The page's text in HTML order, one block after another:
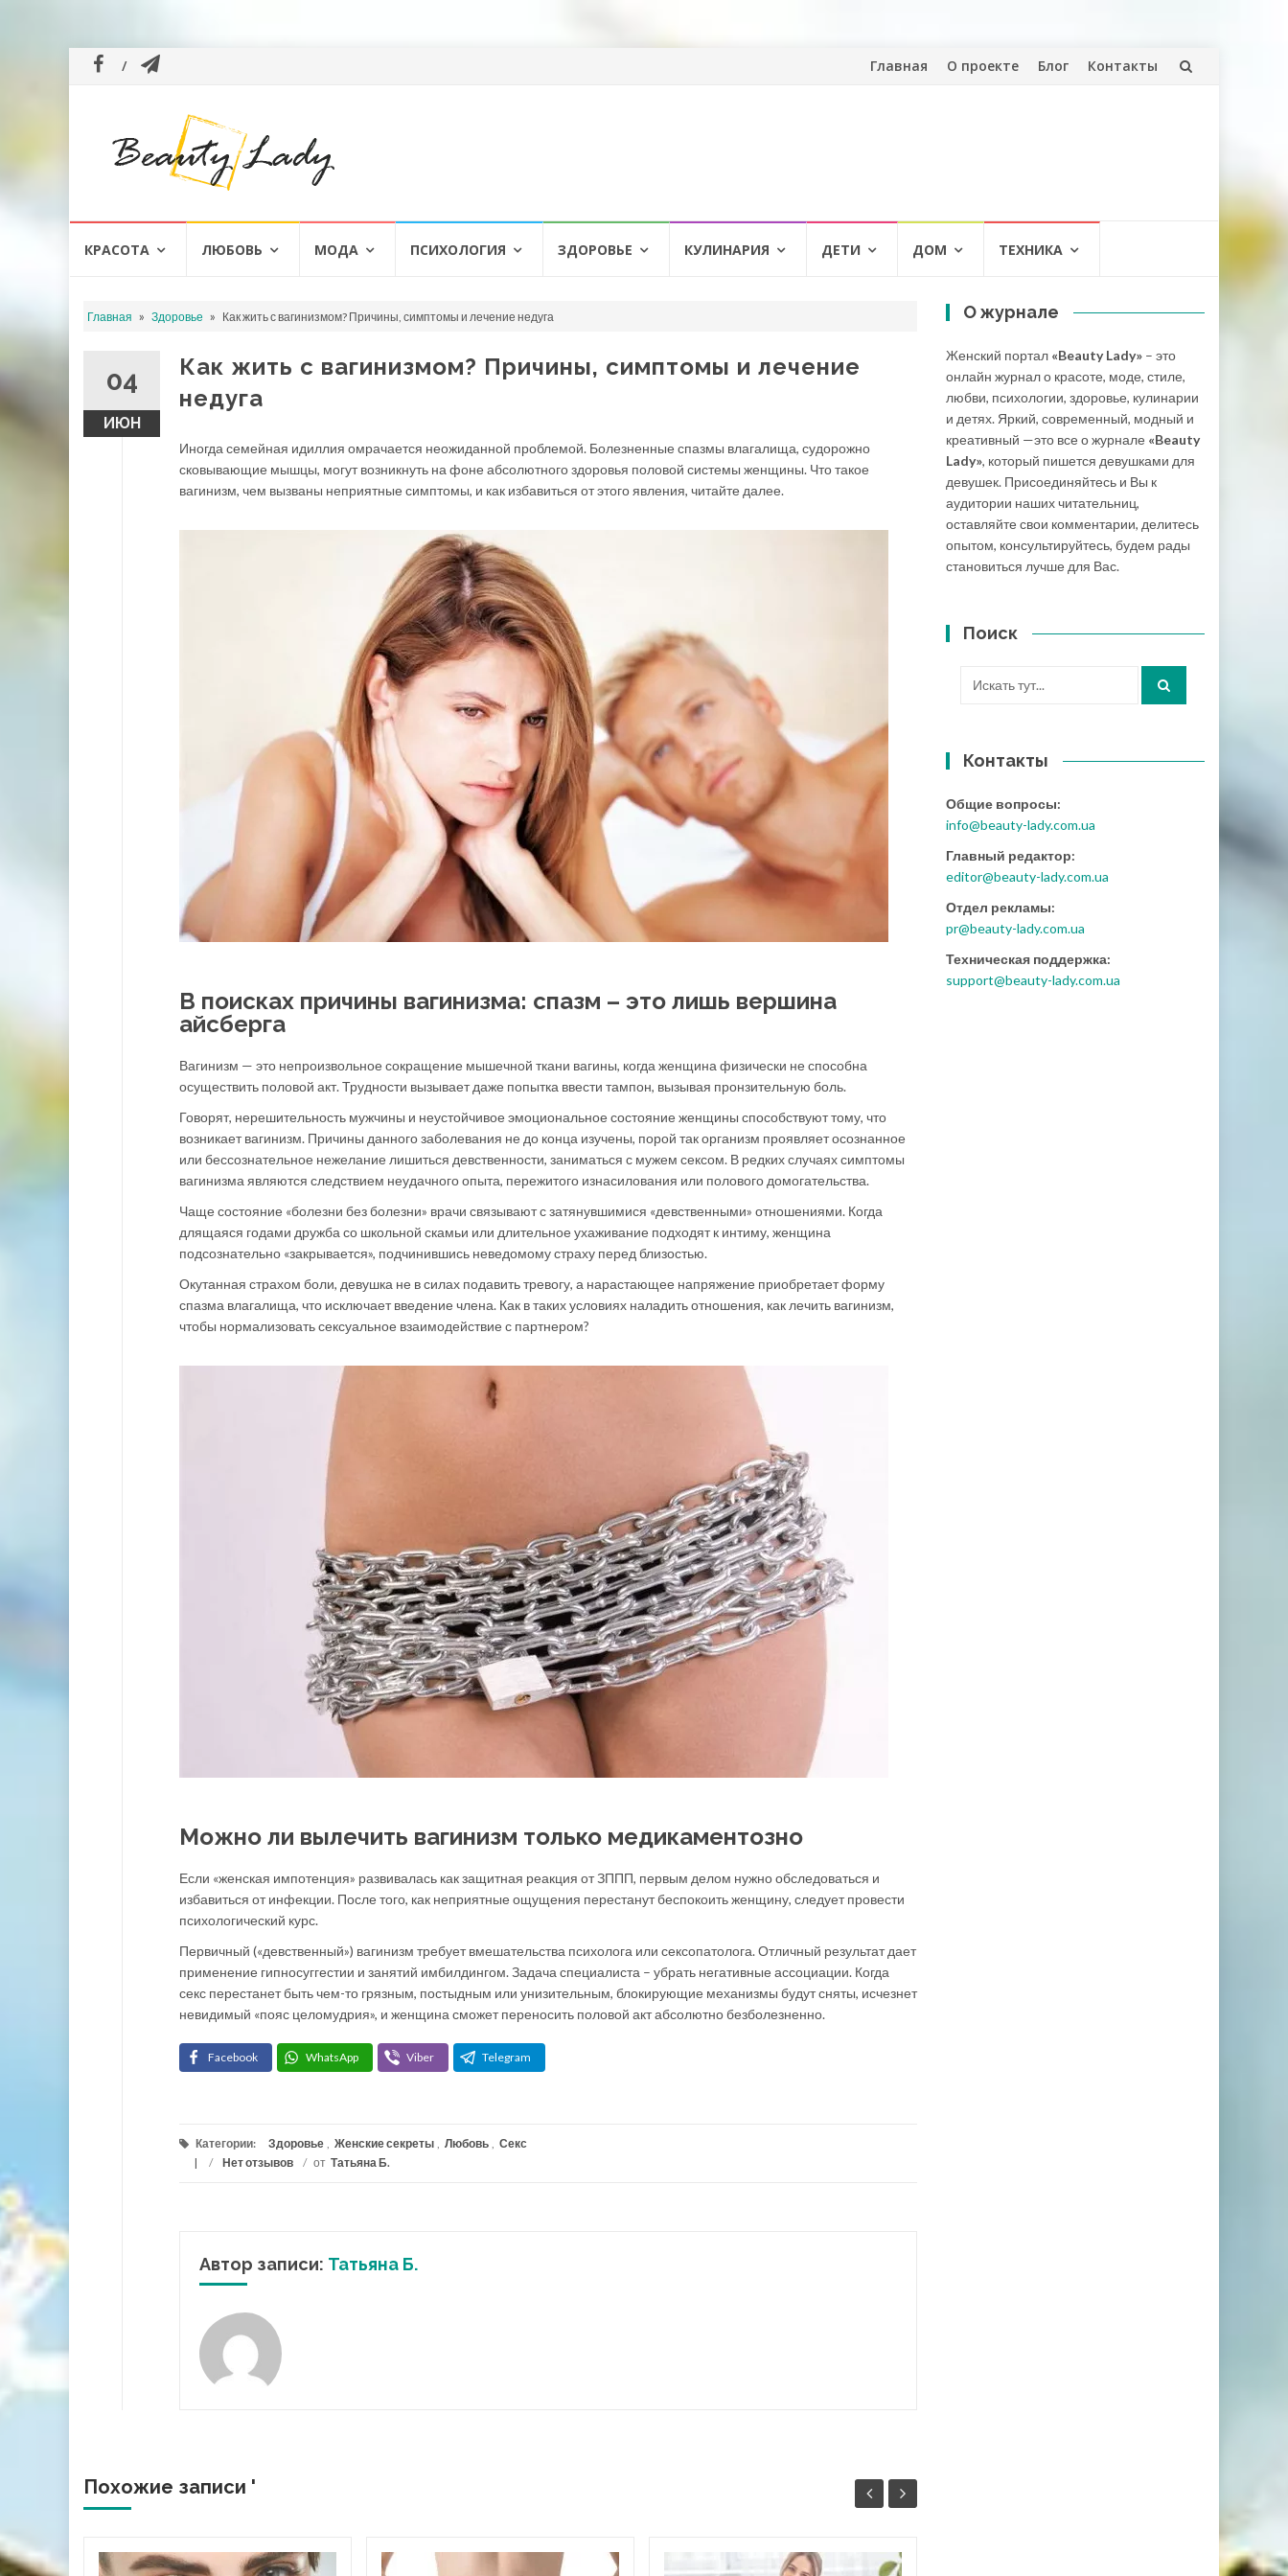
Перейти
Главная О проекте Блог Контакты
КРАСОТА ЛЮБОВЬ МОДА ПСИХОЛОГИЯ ЗДОРОВЬЕ КУЛИНАРИЯ ДЕТИ ДОМ ТЕХНИКА
Главная » Здоровье » Как жить с вагинизмом? Причины, симптомы и лечение недуга
04
ИЮН
Как жить с вагинизмом? Причины, симптомы и лечение
недуга
Иногда семейная идиллия омрачается неожиданной проблемой. Болезненные спазмы влагалища, судорожно
сковывающие мышцы, могут возникнуть на фоне абсолютного здоровья половой системы женщины. Что такое
вагинизм, чем вызваны неприятные симптомы, и как избавиться от этого явления, читайте далее.
В поисках причины вагинизма: спазм – это лишь вершина
айсберга
Вагинизм — это непроизвольное сокращение мышечной ткани вагины, когда женщина физически не способна
осуществить половой акт. Трудности вызывает даже попытка ввести тампон, вызывая пронзительную боль.
Говорят, нерешительность мужчины и неустойчивое эмоциональное состояние женщины способствуют тому, что
возникает вагинизм. Причины данного заболевания не до конца изучены, порой так организм проявляет осознанное
или бессознательное нежелание лишиться девственности, заниматься с мужем сексом. В редких случаях симптомы
вагинизма являются следствием неудачного опыта, пережитого изнасилования или полового домогательства.
Чаще состояние «болезни без болезни» врачи связывают с затянувшимися «девственными» отношениями. Когда
длящаяся годами дружба со школьной скамьи или длительное ухаживание подходят к интиму, женщина
подсознательно «закрывается», подчинившись неведомому страху перед близостью.
Окутанная страхом боли, девушка не в силах подавить тревогу, а нарастающее напряжение приобретает форму
спазма влагалища, что исключает введение члена. Как в таких условиях наладить отношения, как лечить вагинизм,
чтобы нормализовать сексуальное взаимодействие с партнером?
Можно ли вылечить вагинизм только медикаментозно
Если «женская импотенция» развивалась как защитная реакция от ЗППП, первым делом нужно обследоваться и
избавиться от инфекции. После того, как неприятные ощущения перестанут беспокоить женщину, следует провести
психологический курс.
Первичный («девственный») вагинизм требует вмешательства психолога или сексопатолога. Отличный результат дает
применение гипносуггестии и занятий имбилдингом. Задача специалиста – убрать негативные ассоциации. Когда
секс перестанет быть чем-то грязным, постыдным или унизительным, блокирующие механизмы будут сняты, исчезнет
невидимый «пояс целомудрия», и женщина сможет переносить половой акт абсолютно безболезненно.
Facebook WhatsApp Viber Telegram
Категории: Здоровье , Женские секреты , Любовь , Секс
/
Нет отзывов / от Татьяна Б.
Автор записи: Татьяна Б.
Похожие записи '
О журнале
Женский портал «Beauty Lady» – это
онлайн журнал о красоте, моде, стиле,
любви, психологии, здоровье, кулинарии
и детях. Яркий, современный, модный и
креативный —это все о журнале «Beauty
Lady», который пишется девушками для
девушек. Присоединяйтесь и Вы к
аудитории наших читательниц,
оставляйте свои комментарии, делитесь
опытом, консультируйтесь, будем рады
становиться лучше для Вас.
Поиск
Контакты
Общие вопросы:
info@beauty-lady.com.ua
Главный редактор:
editor@beauty-lady.com.ua
Отдел рекламы:
pr@beauty-lady.com.ua
Техническая поддержка:
support@beauty-lady.com.ua